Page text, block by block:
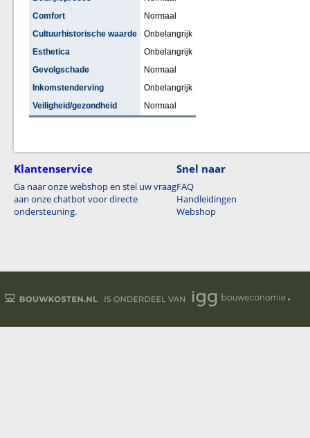
Comfort
Normaal
Cultuurhistorische waarde
Onbelangrijk
Esthetica
Onbelangrijk
Gevolgschade
Normaal
Inkomstenderving
Onbelangrijk
Veiligheid/gezondheid
Normaal
Klantenservice
Ga naar onze webshop en stel uw vraag
aan onze chatbot voor directe
ondersteuning.
Snel naar
FAQ
Handleidingen
Webshop